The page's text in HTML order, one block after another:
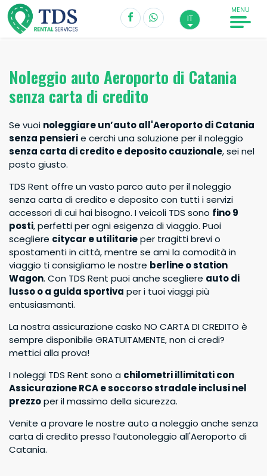
IT
MENU
Noleggio auto Aeroporto di Catania
senza carta di credito
Se vuoi noleggiare un’auto all'Aeroporto di Catania
senza pensierie cerchi una soluzione per il noleggio
senza carta di credito e deposito cauzionale, sei nel
posto giusto.
TDS Rent offre un vasto parco auto per il noleggio
senza carta di credito e deposito con tutti i servizi
accessori di cui hai bisogno. I veicoli TDS sono fino 9
posti, perfetti per ogni esigenza di viaggio. Puoi
scegliere citycar e utilitarieper tragitti brevi o
spostamenti in città, mentre se ami la comodità in
viaggio ti consigliamo le nostre berline o station
Wagon. Con TDS Rent puoi anche scegliere auto di
lusso o a guida sportiva per i tuoi viaggi più
entusiasmanti.
La nostra assicurazione casko NO CARTA DI CREDITO è
sempre disponibile GRATUITAMENTE, non ci credi?
mettici alla prova!
I noleggi TDS Rent sono a chilometri illimitati con
Assicurazione RCA e soccorso stradale inclusi nel
prezzoper il massimo della sicurezza.
Venite a provare le nostre auto a noleggio anche senza
carta di credito presso l’autonoleggio all'Aeroporto di
Catania.
Ritiro*
Catania Aeroporto
Data di ritiro Ore
Consegna*
Catania Aeroporto
Data di consegna Ore
Conducente di età maggiore di 20 anni
Sono un partner TDS Rent
Cerca Auto